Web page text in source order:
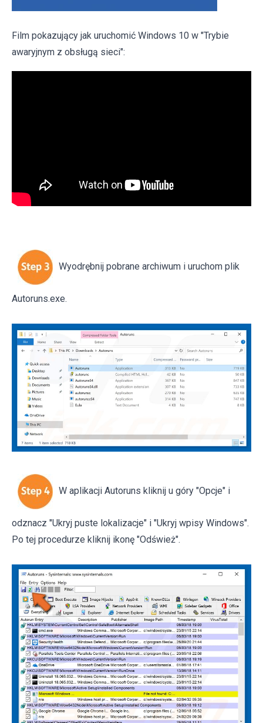
Film pokazujący jak uruchomić Windows 10 w "Trybie
awaryjnym z obsługą sieci":
Wyodrębnij pobrane archiwum i uruchom plik
Autoruns.exe.
W aplikacji Autoruns kliknij u góry "Opcje" i
odznacz "Ukryj puste lokalizacje" i "Ukryj wpisy Windows".
Po tej procedurze kliknij ikonę "Odśwież".